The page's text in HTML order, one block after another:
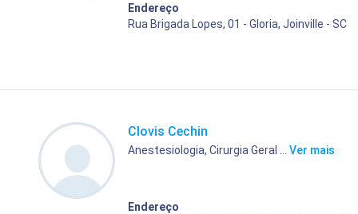
Endereço
Rua Brigada Lopes, 01 - Gloria, Joinville - SC
Clovis Cechin
Anestesiologia, Cirurgia Geral ... Ver mais
Endereço